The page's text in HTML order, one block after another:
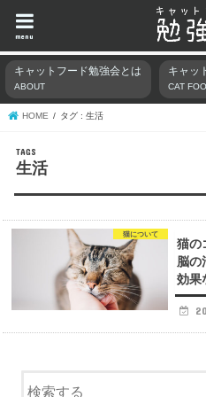
menu
キャットフード勉強会とは
ABOUT
キャッ
CAT
HOME タグ : 生活
生活
猫について
猫の
脳の
効果